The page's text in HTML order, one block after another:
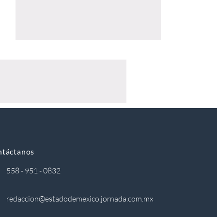
558 - 951 - 0832
redaccion@estadodemexico.jornada.com.mx